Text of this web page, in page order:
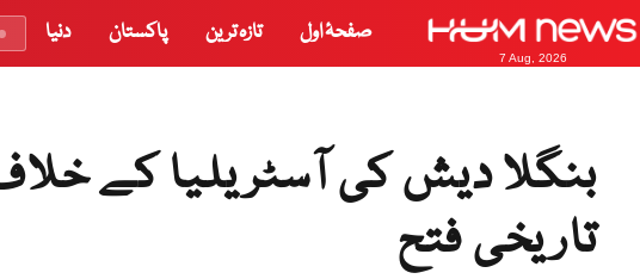
7 Aug, 2026
صفحۂ اول تازہ ترین پاکستان دنیا
بنگلا دیش کی آسٹریلیا کے
تاریخی فتح